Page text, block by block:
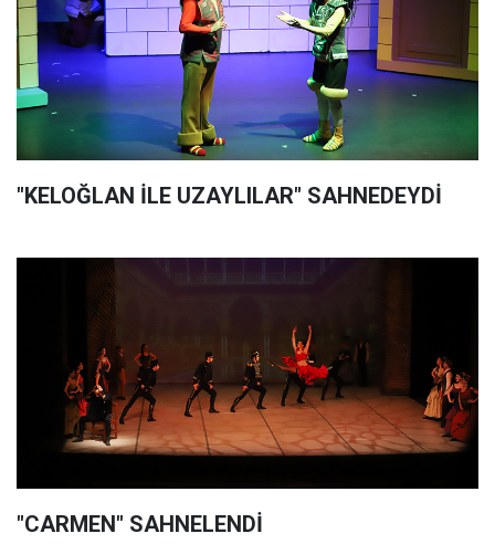
"KELOĞLAN İLE UZAYLILAR" SAHNEDEYDİ
"CARMEN" SAHNELENDİ